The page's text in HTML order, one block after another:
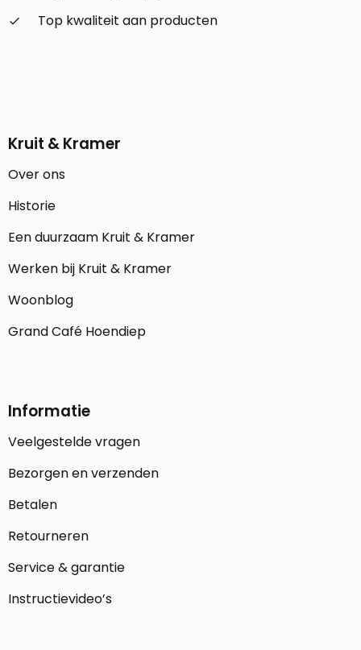
check_small
Top kwaliteit aan producten
Kruit & Kramer
Over ons
Historie
Een duurzaam Kruit & Kramer
Werken bij Kruit & Kramer
Woonblog
Grand Café Hoendiep
Informatie
Veelgestelde vragen
Bezorgen en verzenden
Betalen
Retourneren
Service & garantie
Instructievideo’s